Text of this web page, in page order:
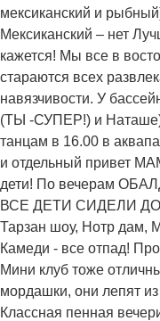
мексиканский и
Мексиканский – нет
кажется! Мы все в
стараются всех
навязчивости. У
(ТЫ -СУПЕР!) и
танцам в 16.00 в
и отдельный привет
дети! По вечерам
ВСЕ ДЕТИ СИДЕЛИ
Тарзан шоу, Нотр дам,
Камеди - все отпад!
Мини клуб тоже
мордашки, они лепят
Классная пенная